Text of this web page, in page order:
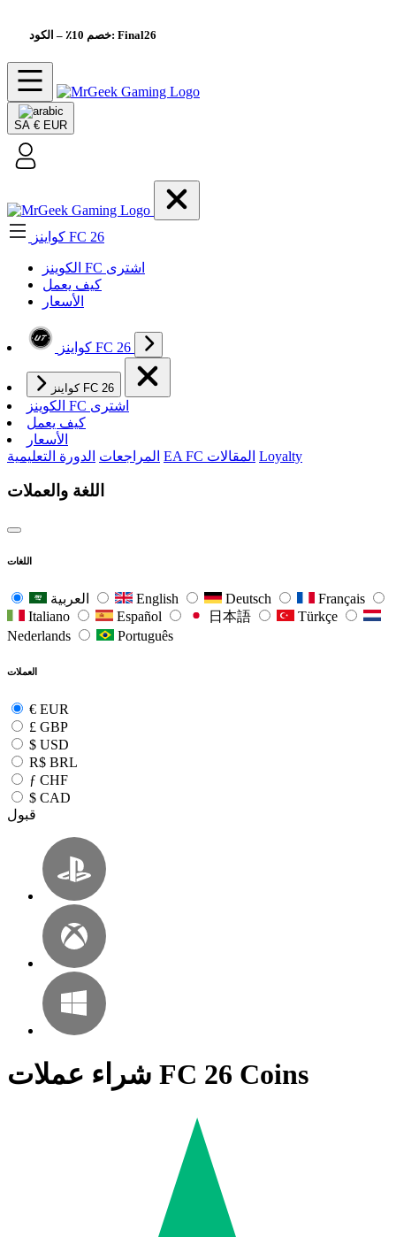
خصم 10٪– الكود: Final26
SA € EUR
كواينز FC 26
الکوینز FC اشتری
كيف يعمل
الأسعار
كواينز FC 26
كواينز FC 26
الکوینز FC اشتری
كيف يعمل
الأسعار
المراجعات الدورة التعليمية EA FC المقالات Loyalty
اللغة والعملات
اللغات
English Deutsch
Français
Italiano
Español 日本語
Türkçe
Nederlands
Português
العملات
€ EUR
£ GBP
$ USD
R$ BRL
ƒ CHF
$ CAD
قبول
شراء عملات FC 26 Coins